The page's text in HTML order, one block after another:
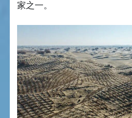
家之一。